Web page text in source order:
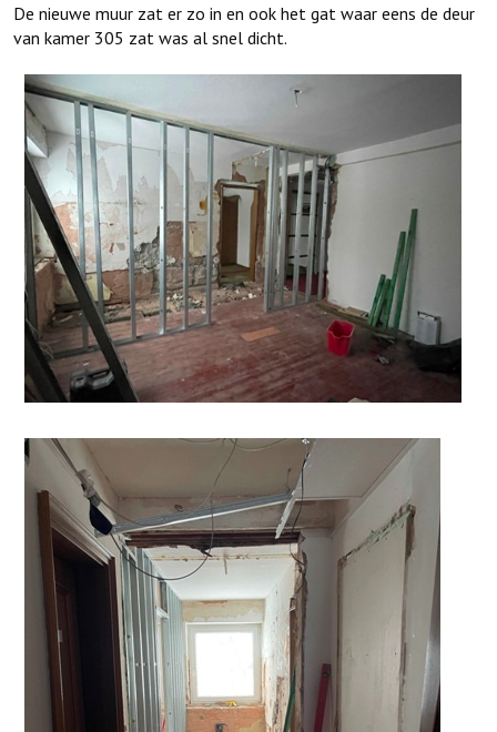
De nieuwe muur zat er zo in en ook het gat waar eens de deur
van kamer 305 zat was al snel dicht.